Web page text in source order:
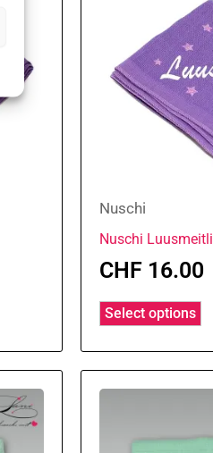
Nuschi
Nuschi Luusmeitli
CHF 16.00
Select options